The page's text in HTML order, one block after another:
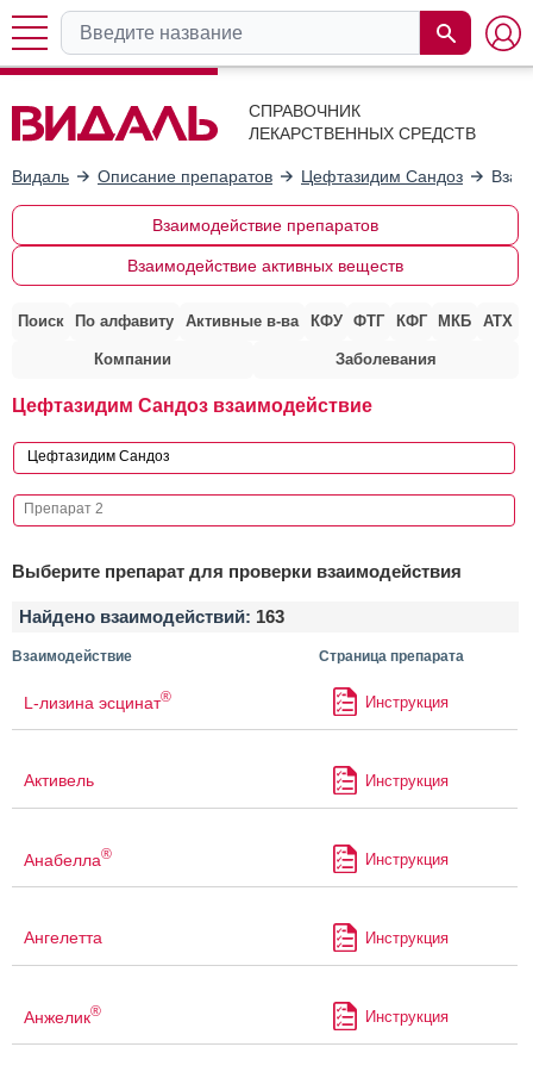
СПРАВОЧНИК
ЛЕКАРСТВЕННЫХ СРЕДСТВ
Видаль Описание препаратов Цефтазидим Сандоз
Взаимодействие препаратов
Взаимодействие активных веществ
Поиск По алфавиту Активные в-ва КФУ ФТГ КФГ МКБ АТХ
Компании Заболевания
Цефтазидим Сандоз взаимодействие
Выберите препарат для проверки взаимодействия
Найдено взаимодействий: 163
Взаимодействие Страница препарата
L-лизина эсцинат® Инструкция
Активель Инструкция
Анабелла® Инструкция
Ангелетта Инструкция
Анжелик® Инструкция